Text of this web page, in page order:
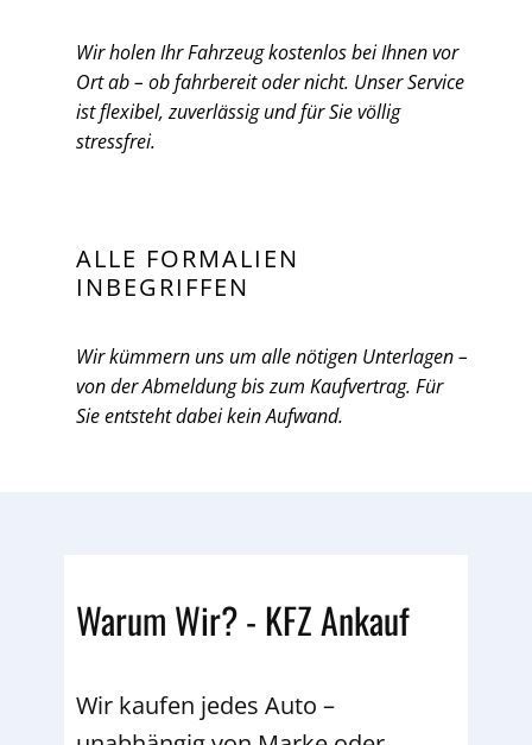
Wir holen Ihr Fahrzeug kostenlos bei Ihnen vor
Ort ab – ob fahrbereit oder nicht. Unser Service
ist flexibel, zuverlässig und für Sie völlig
stressfrei.
ALLE FORMALIEN
INBEGRIFFEN
Wir kümmern uns um alle nötigen Unterlagen –
von der Abmeldung bis zum Kaufvertrag. Für
Sie entsteht dabei kein Aufwand.
Warum Wir? - KFZ Ankauf
Wir kaufen jedes Auto –